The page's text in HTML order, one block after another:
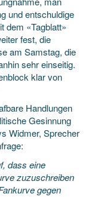
und entschuldige
dem «Tagblatt»
fest, die
am Samstag, die
sehr einseitig.
klar von
Handlungen
Gesinnung
Widmer, Sprecher
dass eine
zuzuschreiben
gegen